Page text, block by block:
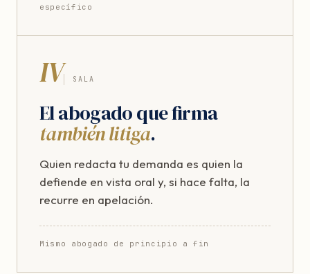
específico
IV SALA
El abogado que firma
también litiga.
Quien redacta tu demanda es quien la
defiende en vista oral y, si hace falta, la
recurre en apelación.
Mismo abogado de principio a fin